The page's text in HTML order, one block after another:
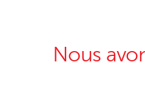
Nous